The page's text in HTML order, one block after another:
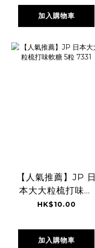
加入購物車
【人氣推薦】JP 日
本大大粒梳打味軟
糖 5粒 7331
HK$10.00
加入購物車